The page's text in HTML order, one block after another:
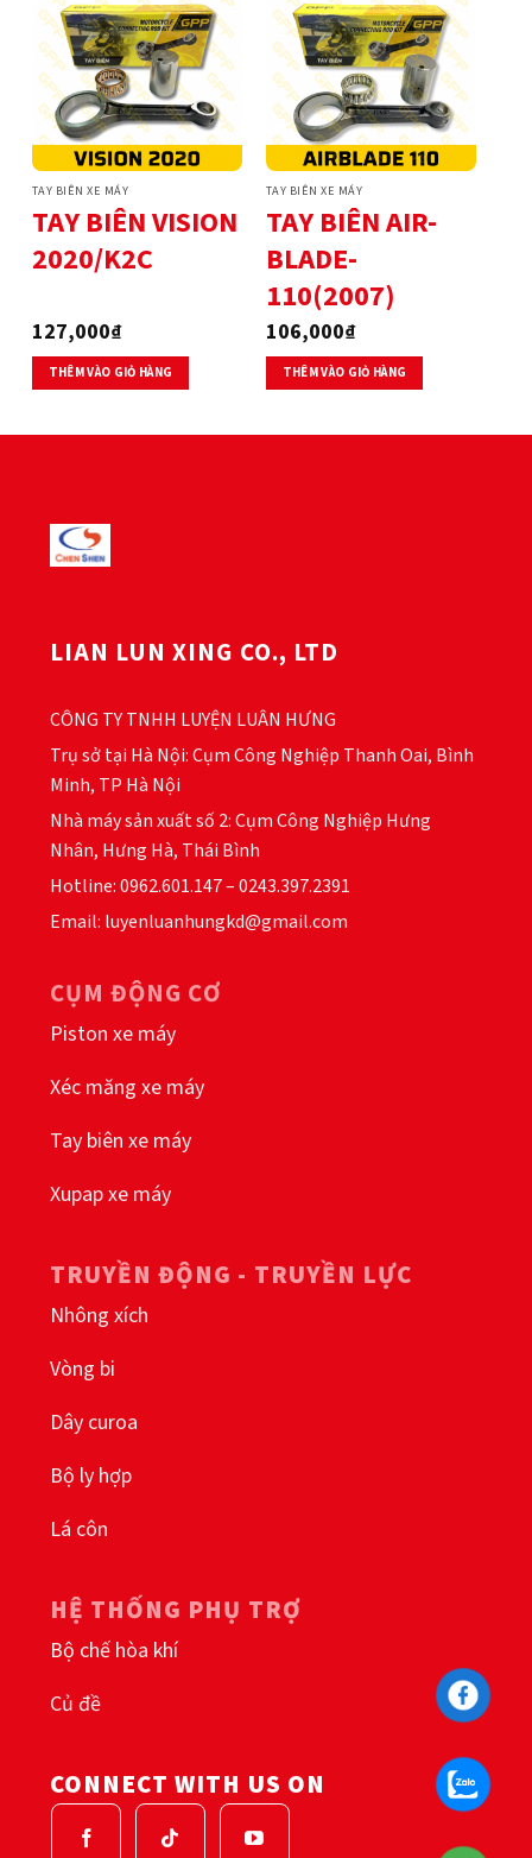
TAY BIÊN XE MÁY
TAY BIÊN VISION
2020/K2C
127,000₫
THÊM VÀO GIỎ HÀNG
TAY BIÊN XE MÁY
TAY BIÊN AIR-
BLADE-
110(2007)
106,000₫
THÊM VÀO GIỎ HÀNG
LIAN LUN XING CO., LTD
CÔNG TY TNHH LUYỆN LUÂN HƯNG
Trụ sở tại Hà Nội: Cụm Công Nghiệp Thanh Oai, Bình
Minh, TP Hà Nội
Nhà máy sản xuất số 2: Cụm Công Nghiệp Hưng
Nhân, Hưng Hà, Thái Bình
Hotline: 0962.601.147 – 0243.397.2391
Email: luyenluanhungkd@gmail.com
CỤM ĐỘNG CƠ
Piston xe máy
Xéc măng xe máy
Tay biên xe máy
Xupap xe máy
TRUYỀN ĐỘNG - TRUYỀN LỰC
Nhông xích
Vòng bi
Dây curoa
Bộ ly hợp
Lá côn
HỆ THỐNG PHỤ TRỢ
Bộ chế hòa khí
Củ đề
CONNECT WITH US ON